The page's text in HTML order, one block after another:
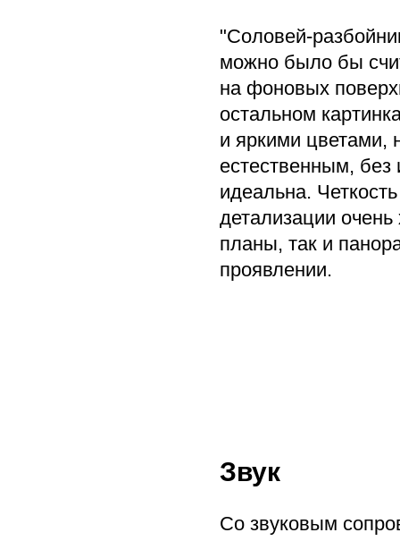
"Соловей-
можно было бы
на фоновых
остальном
и яркими цветами,
естественным, без
идеальна.
детализации
планы, так и
проявлении.
Звук
Со звуковым